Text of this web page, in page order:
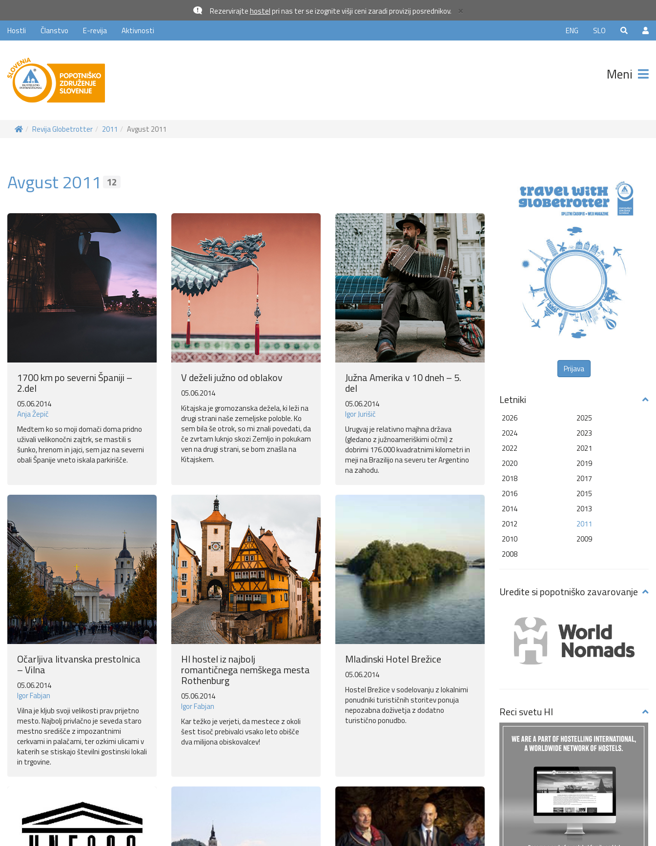
Rezervirajtehostelpri nas ter se izognite višji ceni zaradi provizij posrednikov. ×
Hostli Članstvo E-revija Aktivnosti SLO
ENG
Meni
Revija Globetrotter 2011 Avgust 2011
Avgust 2011 12
1700 km po severni Španiji –
2.del
05.06.2014
Anja Žepič
Medtem ko so moji domači doma pridno
uživali velikonočni zajtrk, se mastili s
šunko, hrenom in jajci, sem jaz na severni
obali Španije vneto iskala parkirišče.
V deželi južno od oblakov
05.06.2014
Kitajska je gromozanska dežela, ki leži na
drugi strani naše zemeljske poloble. Ko
sem bila še otrok, so mi znali povedati, da
če zvrtam luknjo skozi Zemljo in pokukam
ven na drugi strani, se bom znašla na
Kitajskem.
Južna Amerika v 10 dneh – 5.
del
05.06.2014
Igor Jurišič
Urugvaj je relativno majhna država
(gledano z južnoameriškimi očmi) z
dobrimi 176.000 kvadratnimi kilometri in
meji na Brazilijo na severu ter Argentino
na zahodu.
Očarljiva litvanska prestolnica
– Vilna
05.06.2014
Igor Fabjan
Vilna je kljub svoji velikosti prav prijetno
mesto. Najbolj privlačno je seveda staro
mestno središče z impozantnimi
cerkvami in palačami, ter ozkimi ulicami v
katerih se stiskajo številni gostinski lokali
in trgovine.
HI hostel iz najbolj
romantičnega nemškega mesta
Rothenburg
05.06.2014
Igor Fabjan
Kar težko je verjeti, da mestece z okoli
šest tisoč prebivalci vsako leto obišče
dva milijona obiskovalcev!
Mladinski Hotel Brežice
05.06.2014
Hostel Brežice v sodelovanju z lokalnimi
ponudniki turističnih storitev ponuja
nepozabna doživetja z dodatno
turistično ponudbo.
Prijava
Letniki
2026
2025
2024
2023
2022
2021
2020
2019
2018
2017
2016
2015
2014
2013
2012
2011
2010
2009
2008
Uredite si popotniško zavarovanje
Reci svetu HI
na 1919 in